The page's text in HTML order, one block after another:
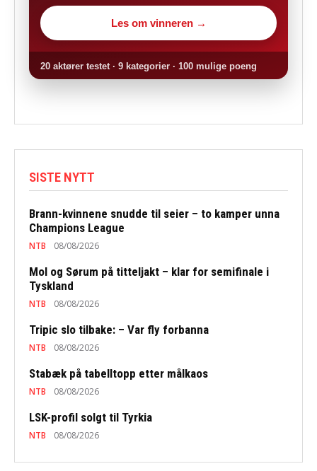
Les om vinneren →
20 aktører testet · 9 kategorier · 100 mulige poeng
SISTE NYTT
Brann-kvinnene snudde til seier – to kamper unna
Champions League
NTB 08/08/2026
Mol og Sørum på titteljakt – klar for semifinale i
Tyskland
NTB 08/08/2026
Tripic slo tilbake: – Var fly forbanna
NTB 08/08/2026
Stabæk på tabelltopp etter målkaos
NTB 08/08/2026
LSK-profil solgt til Tyrkia
NTB 08/08/2026